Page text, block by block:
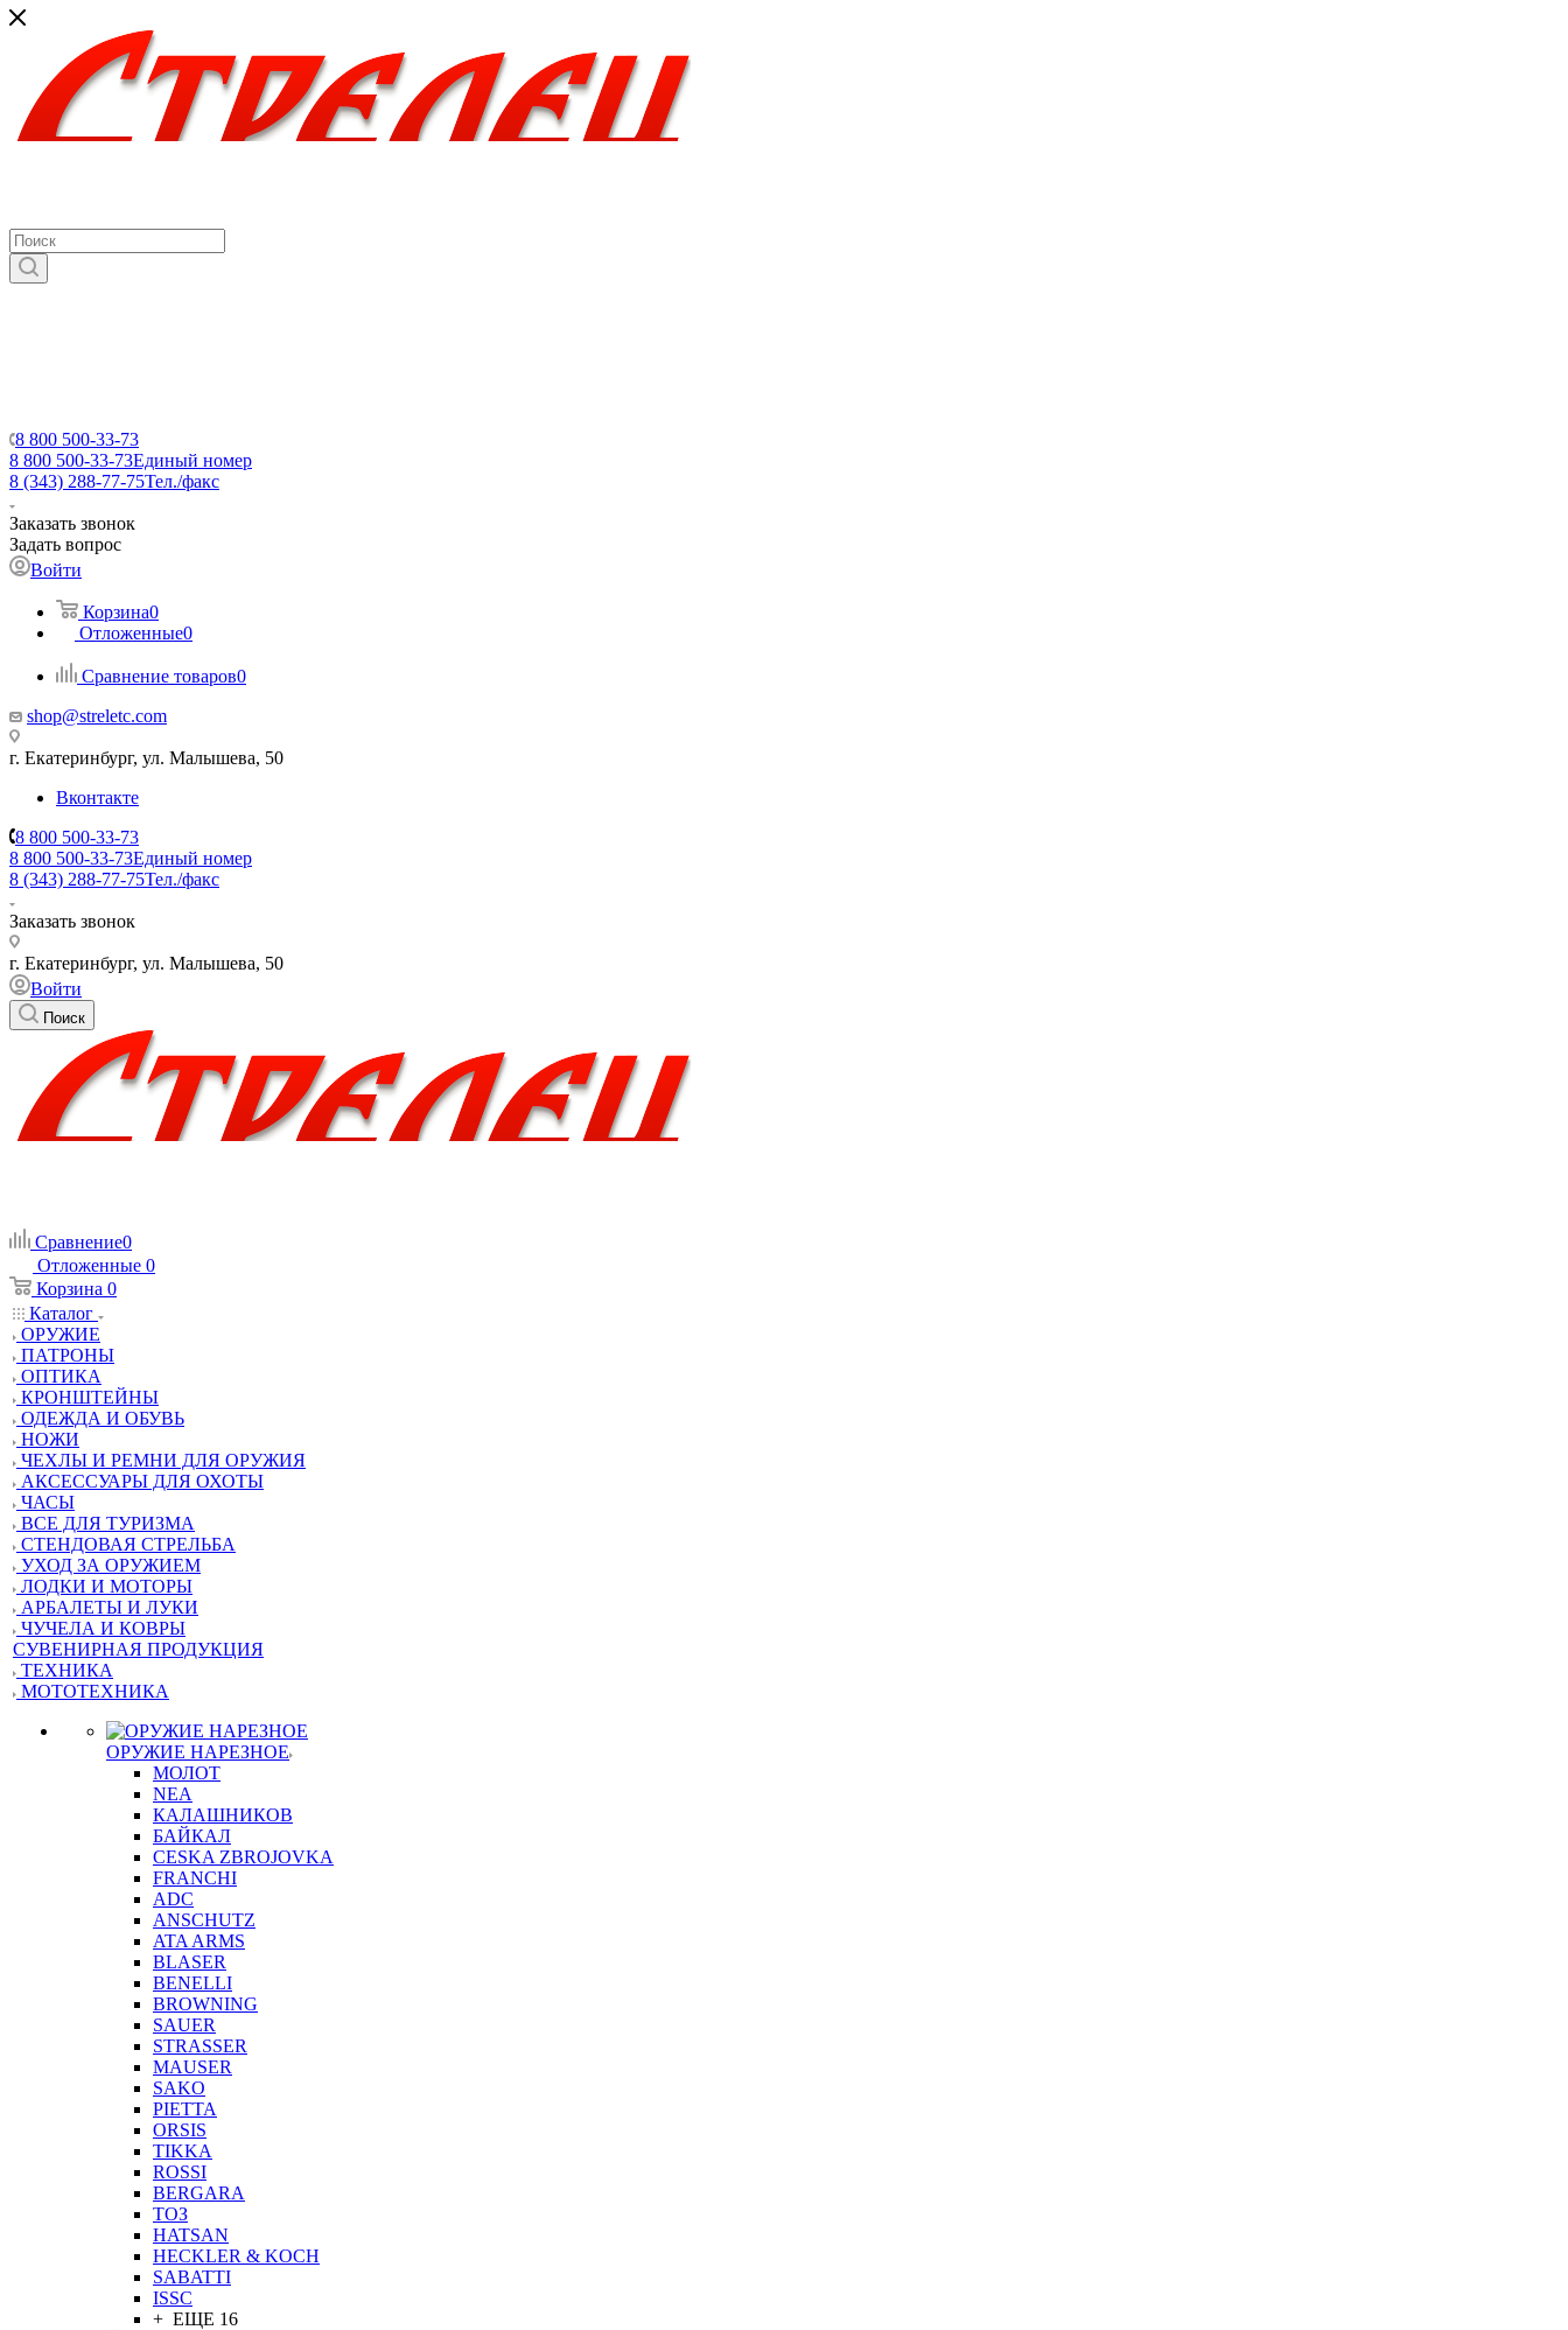
8 800 500-33-73
8 800 500-33-73Единый номер
8 (343) 288-77-75Тел./факс
Заказать звонок
Задать вопрос
Войти
Корзина0
Отложенные0
Сравнение товаров0
shop@streletc.com
г. Екатеринбург, ул. Малышева, 50
Вконтакте
8 800 500-33-73
8 800 500-33-73Единый номер
8 (343) 288-77-75Тел./факс
Заказать звонок
г. Екатеринбург, ул. Малышева, 50
Войти
Поиск
Сравнение0
Отложенные 0
Корзина 0
Каталог
ОРУЖИЕ
ПАТРОНЫ
ОПТИКА
КРОНШТЕЙНЫ
ОДЕЖДА И ОБУВЬ
НОЖИ
ЧЕХЛЫ И РЕМНИ ДЛЯ ОРУЖИЯ
АКСЕССУАРЫ ДЛЯ ОХОТЫ
ЧАСЫ
ВСЕ ДЛЯ ТУРИЗМА
СТЕНДОВАЯ СТРЕЛЬБА
УХОД ЗА ОРУЖИЕМ
ЛОДКИ И МОТОРЫ
АРБАЛЕТЫ И ЛУКИ
ЧУЧЕЛА И КОВРЫ
СУВЕНИРНАЯ ПРОДУКЦИЯ
ТЕХНИКА
МОТОТЕХНИКА
ОРУЖИЕ НАРЕЗНОЕ
МОЛОТ
NEA
КАЛАШНИКОВ
БАЙКАЛ
CESKA ZBROJOVKA
FRANCHI
ADC
ANSCHUTZ
ATA ARMS
BLASER
BENELLI
BROWNING
SAUER
STRASSER
MAUSER
SAKO
PIETTA
ORSIS
TIKKA
ROSSI
BERGARA
ТОЗ
HATSAN
HECKLER & KOCH
SABATTI
ISSC
+ ЕЩЕ 16